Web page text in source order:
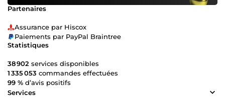
Partenaires
Assurance par Hiscox
Paiements par PayPal Braintree
Statistiques
38 902 services disponibles
1 335 053 commandes effectuées
99 % d’avis positifs
Services